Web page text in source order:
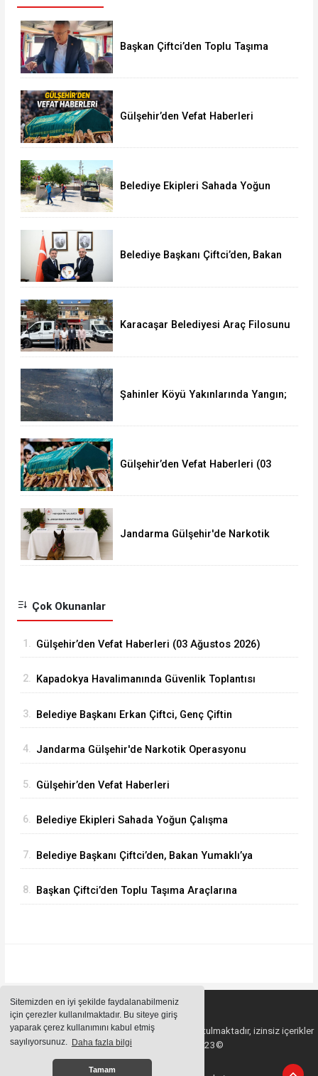
Sitemizden en iyi şekilde faydalanabilmeniz
için çerezler kullanılmaktadır. Bu siteye giriş
yaparak çerez kullanımını kabul etmiş
sayılıyorsunuz. Daha fazla bilgi
Tamam
Başkan Çiftci’den Toplu Taşıma
Gülşehir’den Vefat Haberleri
Belediye Ekipleri Sahada Yoğun
Belediye Başkanı Çiftci’den, Bakan
Karacaşar Belediyesi Araç Filosunu
Şahinler Köyü Yakınlarında Yangın;
Gülşehir’den Vefat Haberleri (03
Jandarma Gülşehir'de Narkotik
Çok Okunanlar
1. Gülşehir’den Vefat Haberleri (03 Ağustos 2026)
2. Kapadokya Havalimanında Güvenlik Toplantısı
3. Belediye Başkanı Erkan Çiftci, Genç Çiftin
4. Jandarma Gülşehir'de Narkotik Operasyonu
5. Gülşehir’den Vefat Haberleri
6. Belediye Ekipleri Sahada Yoğun Çalışma
7. Belediye Başkanı Çiftci’den, Bakan Yumaklı’ya
8. Başkan Çiftci’den Toplu Taşıma Araçlarına
Sitemizde bulunan içeriklerin tüm hakları saklı tutulmaktadır, izinsiz içerikler
kullanılamaz. Copyright 2023©